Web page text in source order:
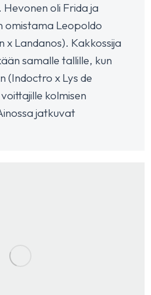
oli Frida ja
omistama Leopoldo
x Landanos). Kakkossija
samalle tallille, kun
(Indoctro x Lys de
kolmisen
jatkuvat